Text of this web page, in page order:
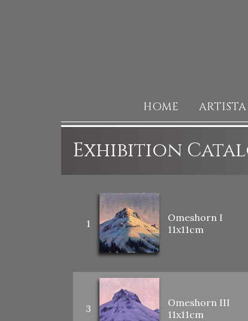
HOME ARTISTA
Exhibition
1
Omeshorn I
11x11cm
3
Omeshorn III
11x11cm